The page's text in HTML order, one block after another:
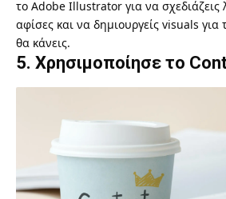
το Adobe Illustrator για να
αφίσες και να δημιουργείς visuals για
θα κάνεις.
5. Χρησιμοποίησε το